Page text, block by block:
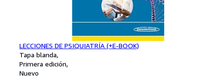
LECCIONES DE PSIQUIATRÍA (+E-BOOK)
Tapa blanda
Primera edición
Nuevo